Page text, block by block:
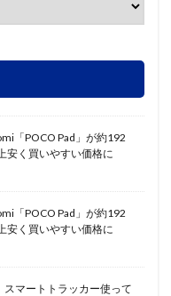
「POCO Pad」が約192
安く買いやすい価格に
「POCO Pad」が約192
安く買いやすい価格に
マートトラッカー使って